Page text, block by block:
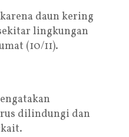
daun kering
lingkungan
(10/11).
dilindungi dan